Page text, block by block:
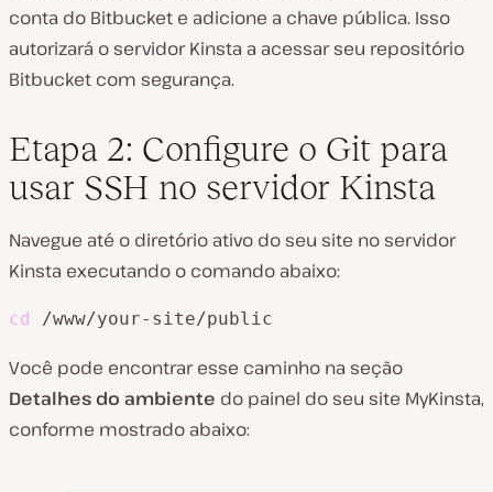
conta do Bitbucket e adicione a chave pública. Isso
autorizará o servidor Kinsta a acessar seu repositório
Bitbucket com segurança.
Etapa 2: Configure o Git para
usar SSH no servidor Kinsta
Navegue até o diretório ativo do seu site no servidor
Kinsta executando o comando abaixo:
cd /www/your-site/public
Você pode encontrar esse caminho na seção
Detalhes do ambiente do painel do seu site MyKinsta,
conforme mostrado abaixo: